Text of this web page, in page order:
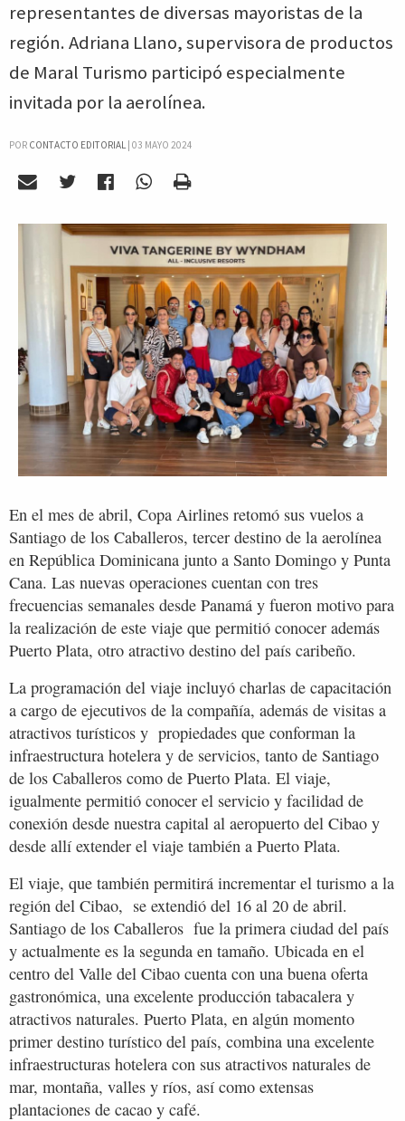
representantes de diversas mayoristas de la
región. Adriana Llano, supervisora de productos
de Maral Turismo participó especialmente
invitada por la aerolínea.
POR CONTACTO EDITORIAL| 03 MAYO 2024
En el mes de abril, Copa Airlines retomó sus vuelos a
Santiago de los Caballeros, tercer destino de la aerolínea
en República Dominicana junto a Santo Domingo y Punta
Cana. Las nuevas operaciones cuentan con tres
frecuencias semanales desde Panamá y fueron motivo para
la realización de este viaje que permitió conocer además
Puerto Plata, otro atractivo destino del país caribeño.
La programación del viaje incluyó charlas de capacitación
a cargo de ejecutivos de la compañía, además de visitas a
atractivos turísticos y propiedades que conforman la
infraestructura hotelera y de servicios, tanto de Santiago
de los Caballeros como de Puerto Plata. El viaje,
igualmente permitió conocer el servicio y facilidad de
conexión desde nuestra capital al aeropuerto del Cibao y
desde allí extender el viaje también a Puerto Plata.
El viaje, que también permitirá incrementar el turismo a la
región del Cibao, se extendió del 16 al 20 de abril.
Santiago de los Caballeros fue la primera ciudad del país
y actualmente es la segunda en tamaño. Ubicada en el
centro del Valle del Cibao cuenta con una buena oferta
gastronómica, una excelente producción tabacalera y
atractivos naturales. Puerto Plata, en algún momento
primer destino turístico del país, combina una excelente
infraestructuras hotelera con sus atractivos naturales de
mar, montaña, valles y ríos, así como extensas
plantaciones de cacao y café.